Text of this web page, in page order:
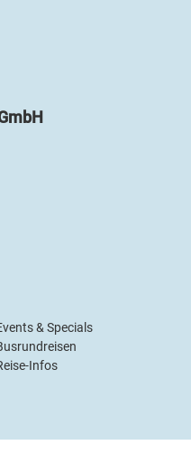
& Specials
Infos